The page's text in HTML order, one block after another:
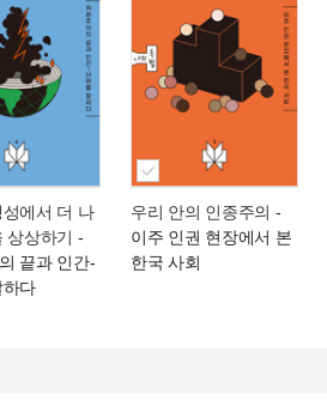
에서 더 나
상상하기 -
끝과 인간-
다
우리 안의 인종주의 -
이주 인권 현장에서 본
한국 사회